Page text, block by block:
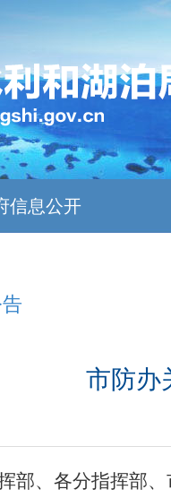
信息公开
市防办
部、各分指挥部